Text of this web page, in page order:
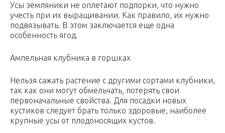
Усы земляники не оплетают подпорки, что нужно
учесть при их выращивании. Как правило, их нужно
подвязывать. В этом заключается еще одна
особенность ягод.
Ампельная клубника в горшках
Нельзя сажать растение с другими сортами клубники,
так как они могут обмельчать, потерять свои
первоначальные свойства. Для посадки новых
кустиков следует брать только здоровые, наиболее
крупные усы от плодоносящих кустов.